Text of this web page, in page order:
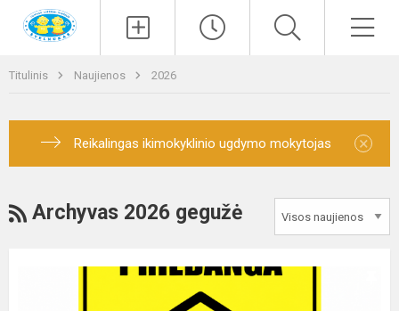
Titulinis Naujienos 2026
Reikalingas ikimokyklinio ugdymo mokytojas ×
RSS
Archyvas 2026 gegužė